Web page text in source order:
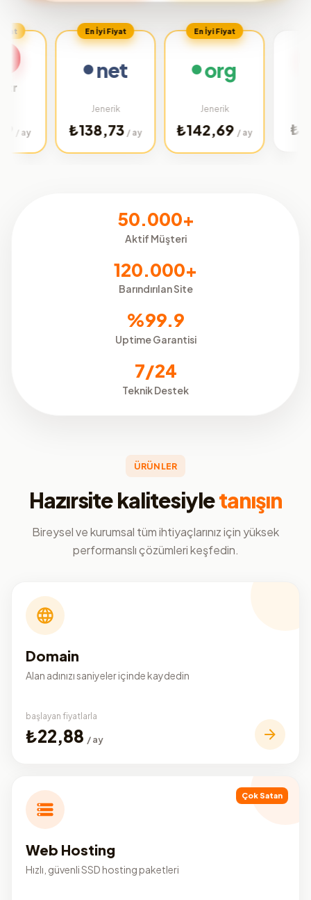
En İyi Fiyat
net
₺138,73 / ay
En İyi Fiyat
org
₺142,69 / ay ₺32,01
50.000+
Aktif Müşteri
120.000+
Barındırılan Site
%99.9
Uptime Garantisi
7/24
Teknik Destek
ÜRÜNLER
Hazırsite kalitesiyletanışın
Bireysel ve kurumsal tüm ihtiyaçlarınız için yüksek
performanslı çözümleri keşfedin.
Domain
Alan adınızı saniyeler içinde kaydedin
başlayan fiyatlarla
₺22,88 / ay
Çok Satan
Web Hosting
Hızlı, güvenli SSD hosting paketleri